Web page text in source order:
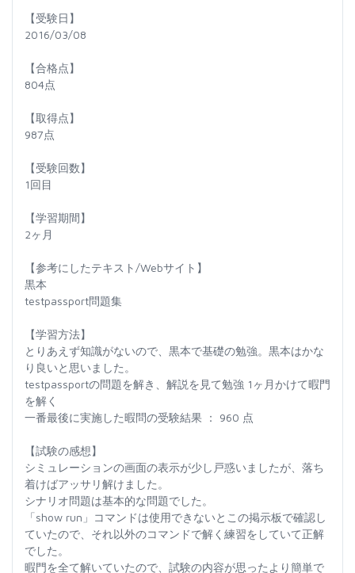
【受験日】
2016/03/08
【合格点】
804点
【取得点】
987点
【受験回数】
1回目
【学習期間】
2ヶ月
【参考にしたテキスト/Webサイト】
黒本
testpassport問題集
【学習方法】
とりあえず知識がないので、黒本で基礎の勉強。黒本はかな
り良いと思いました。
testpassportの問題を解き、解説を見て勉強 1ヶ月かけて暇門
を解く
一番最後に実施した暇問の受験結果 ： 960 点
【試験の感想】
シミュレーションの画面の表示が少し戸惑いましたが、落ち
着けばアッサリ解けました。
シナリオ問題は基本的な問題でした。
「show run」コマンドは使用できないとこの掲示板で確認し
ていたので、それ以外のコマンドで解く練習をしていて正解
でした。
暇門を全て解いていたので、試験の内容が思ったより簡単で